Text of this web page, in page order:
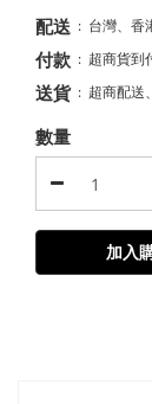
配送 : 台灣、香
付款 : 超商貨到
送貨 : 超商配送
數量
加入